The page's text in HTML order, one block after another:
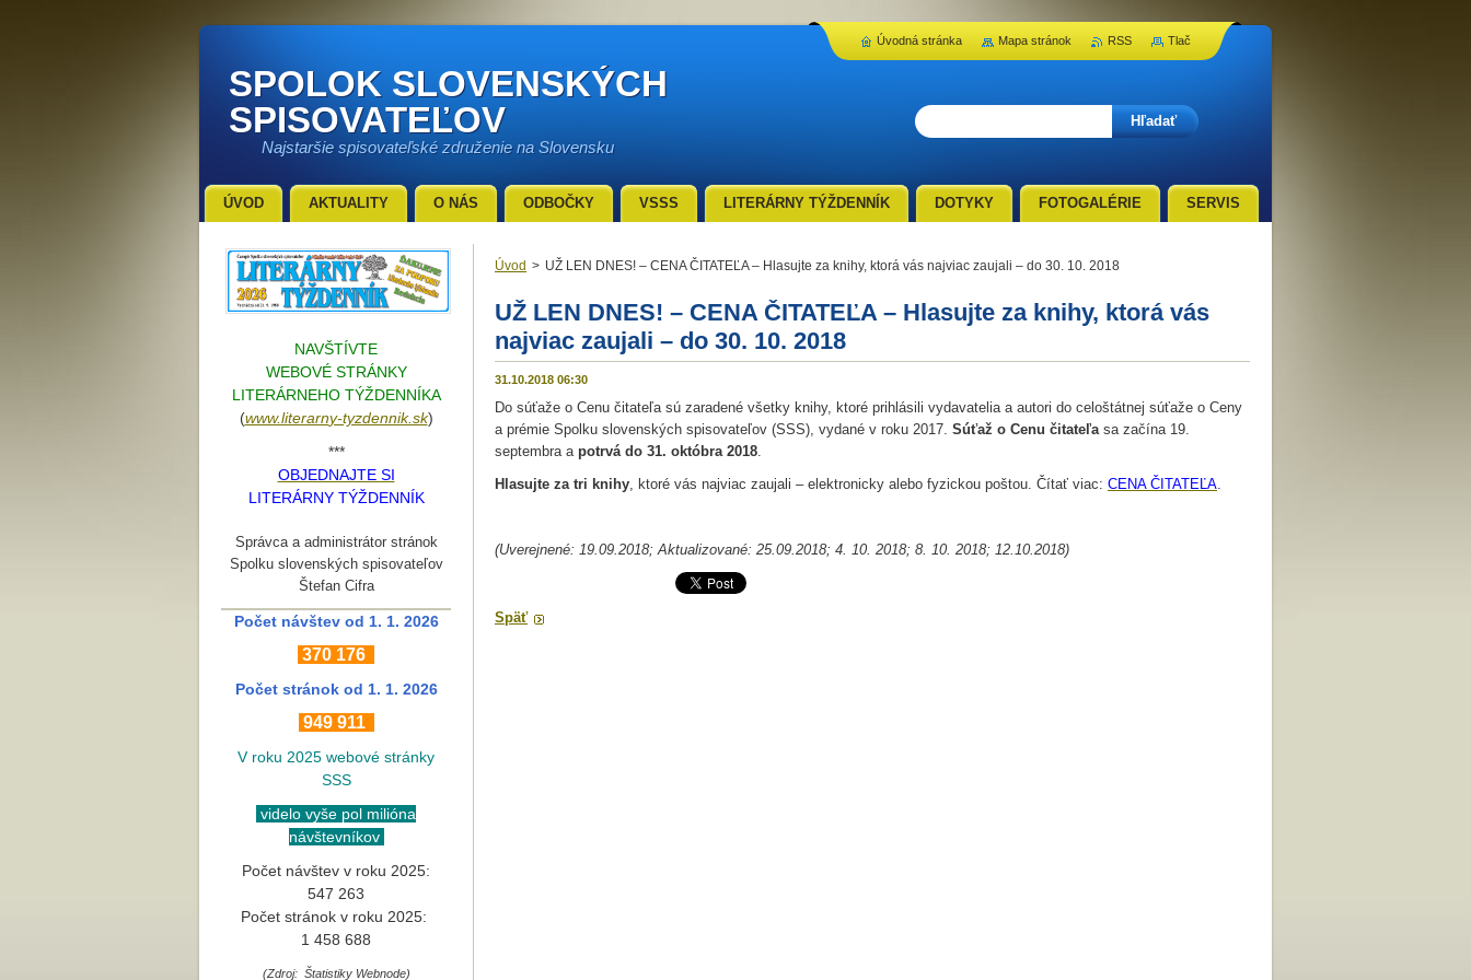
SPOLOK SLOVENSKÝCH
SPISOVATEĽOV
Najstaršie spisovateľské združenie na Slovensku
Úvod > UŽ LEN DNES! – CENA ČITATEĽA – Hlasujte za knihy, ktorá vás najviac zaujali – do 30. 10. 2018
UŽ LEN DNES! – CENA ČITATEĽA – Hlasujte za knihy, ktorá vás
najviac zaujali – do 30. 10. 2018
31.10.2018 06:30
Do súťaže o Cenu čitateľa sú zaradené všetky knihy, ktoré prihlásili vydavatelia a autori do celoštátnej súťaže o Ceny
a prémie Spolku slovenských spisovateľov (SSS), vydané v roku 2017. Súťaž o Cenu čitateľasa začína 19.
septembra apotrvá do 31. októbra 2018.
Hlasujte za tri knihy, ktoré vás najviac zaujali – elektronicky alebo fyzickou poštou. Čítať viac: CENA ČITATEĽA.
(Uverejnené: 19.09.2018; Aktualizované: 25.09.2018; 4. 10. 2018; 8. 10. 2018; 12.10.2018)
Späť
NAVŠTÍVTE
WEBOVÉ STRÁNKY
LITERÁRNEHO TÝŽDENNÍKA
(www.literarny-tyzdennik.sk)
***
OBJEDNAJTE SI
LITERÁRNY TÝŽDENNÍK
Správca a administrátor stránok
Spolku slovenských spisovateľov
Štefan Cifra
Počet návštev od 1. 1. 2026
370 176
Počet stránok od 1. 1. 2026
949 911
V roku 2025 webové stránky
SSS
videlo vyše pol milióna
návštevníkov
Počet návštev v roku 2025:
547 263
Počet stránok v roku 2025:
1 458 688
(Zdroj: Štatistiky Webnode)
ÚVOD AKTUALITY O NÁS ODBOČKY VSSS LITERÁRNY TÝŽDENNÍK DOTYKY FOTOGALÉRIE SERVIS
Úvodná stránka Mapa stránok RSS Tlač